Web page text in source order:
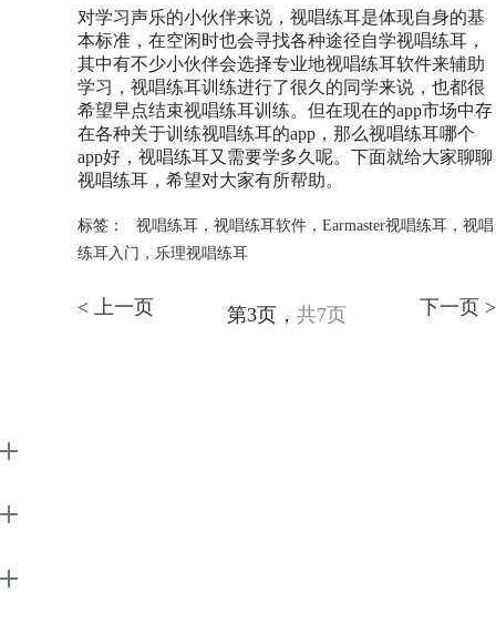
对学习声乐的小伙伴来说，视唱练耳是体现自身的基
本标准，在空闲时也会寻找各种途径自学视唱练耳，
其中有不少小伙伴会选择专业地视唱练耳软件来辅助
学习，视唱练耳训练进行了很久的同学来说，也都很
希望早点结束视唱练耳训练。但在现在的app市场中存
在各种关于训练视唱练耳的app，那么视唱练耳哪个
app好，视唱练耳又需要学多久呢。下面就给大家聊聊
视唱练耳，希望对大家有所帮助。
标签： 视唱练耳， 视唱练耳软件， Earmaster视唱练耳， 视唱
练耳入门 ， 乐理视唱练耳
< 上一页 第3页， 共7页 下一页 >